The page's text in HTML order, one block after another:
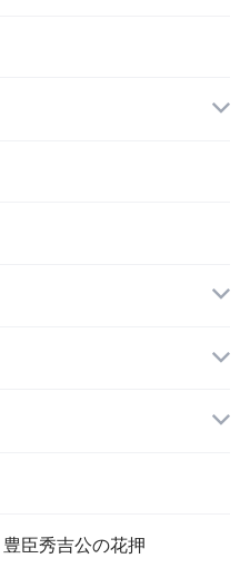
臣秀吉公の花押